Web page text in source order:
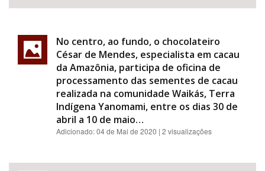
No centro, ao fundo, o chocolateiro
César de Mendes, especialista em cacau
da Amazônia, participa de oficina de
processamento das sementes de cacau
realizada na comunidade Waikás, Terra
Indígena Yanomami, entre os dias 30 de
abril a 10 de maio…
Adicionado:04 de Mai de 2020 | 2 visualizações